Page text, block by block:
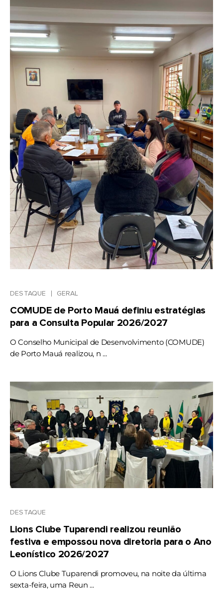
DESTAQUE GERAL
COMUDE de Porto Mauá definiu estratégias
para a Consulta Popular 2026/2027
O Conselho Municipal de Desenvolvimento (COMUDE)
de Porto Mauá realizou, n ...
DESTAQUE
Lions Clube Tuparendi realizou reunião
festiva e empossou nova diretoria para o Ano
Leonístico 2026/2027
O Lions Clube Tuparendi promoveu, na noite da última
sexta-feira, uma Reun ...